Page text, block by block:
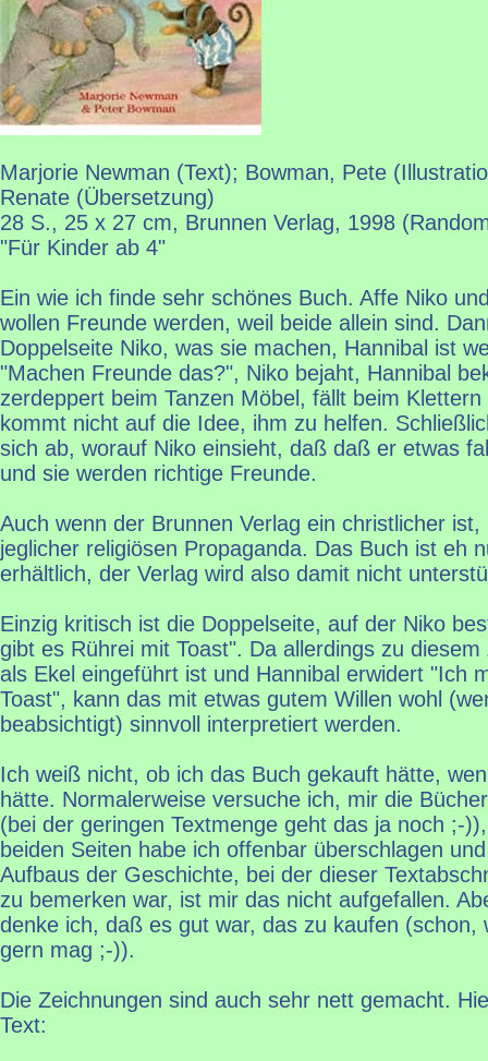
Marjorie Newman (Text); Bowman, Pete
Renate (Übersetzung)
28 S., 25 x 27 cm, Brunnen Verlag, 1998
"Für Kinder ab 4"
Ein wie ich finde sehr schönes Buch. Affe Niko
wollen Freunde werden, weil beide allein sind.
Doppelseite Niko, was sie machen, Hannibal ist
"Machen Freunde das?", Niko bejaht, Hannibal
zerdeppert beim Tanzen Möbel, fällt beim
kommt nicht auf die Idee, ihm zu helfen.
sich ab, worauf Niko einsieht, daß daß er etwas
und sie werden richtige Freunde.
Auch wenn der Brunnen Verlag ein christlicher
jeglicher religiösen Propaganda. Das Buch ist eh
erhältlich, der Verlag wird also damit nicht
Einzig kritisch ist die Doppelseite, auf der Niko
gibt es Rührei mit Toast". Da allerdings zu
als Ekel eingeführt ist und Hannibal erwidert "Ich
Toast", kann das mit etwas gutem Willen wohl
beabsichtigt) sinnvoll interpretiert werden.
Ich weiß nicht, ob ich das Buch gekauft hätte,
hätte. Normalerweise versuche ich, mir die
(bei der geringen Textmenge geht das ja noch ;-
beiden Seiten habe ich offenbar überschlagen
Aufbaus der Geschichte, bei der dieser
zu bemerken war, ist mir das nicht aufgefallen.
denke ich, daß es gut war, das zu kaufen (schon,
gern mag ;-)).
Die Zeichnungen sind auch sehr nett gemacht.
Text: